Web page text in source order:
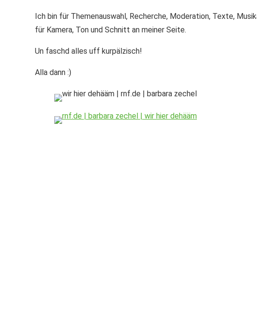
Ich bin für Themenauswahl, Recherche, Moderation, Texte,
für Kamera, Ton und Schnitt an meiner Seite.
Un faschd alles uff kurpälzisch!
Alla dann :)